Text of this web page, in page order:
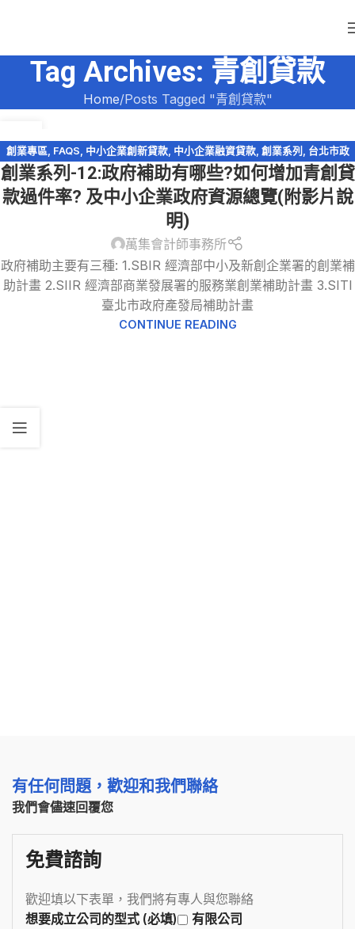
Tag Archives: 青創貸款
Home Posts Tagged "青創貸款"
5 月
創業專區, FAQS, 中小企業創新貸款, 中小企業融資貸款, 創業系列 , 台北市政
府
政府補助,稅務法規 ,青年創業啟動金,青年創業貸款
創業系列-12:政府補助有哪些?如何增加青創貸
款過件率? 及中小企業政府資源總覽(附影片說
明)
萬集會計師事務所
政府補助主要有三種: 1.SBIR 經濟部中小及新創企業署的創業補
助計畫 2.SIIR 經濟部商業發展署的服務業創業補助計畫 3.SITI
臺北市政府產發局補助計畫
CONTINUE READING
有任何問題，歡迎和我們聯絡
我們會儘速回覆您
免費諮詢
歡迎填以下表單，我們將有專人與您聯絡
想要成立公司的型式 (必填)
有限公司